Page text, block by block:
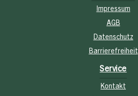
Impressum
AGB
Datenschutz
Barrierefreiheit
Service
Kontakt